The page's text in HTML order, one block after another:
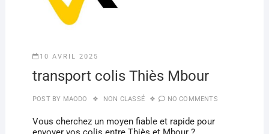
10 AVRIL 2025
transport colis Thiès Mbour
POST BY MAODO NON CLASSÉ NO COMMENTS
Vous cherchez un moyen fiable et rapide pour